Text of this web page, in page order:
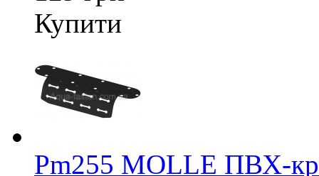
Купити
Pm255 MOLLE ПВХ-